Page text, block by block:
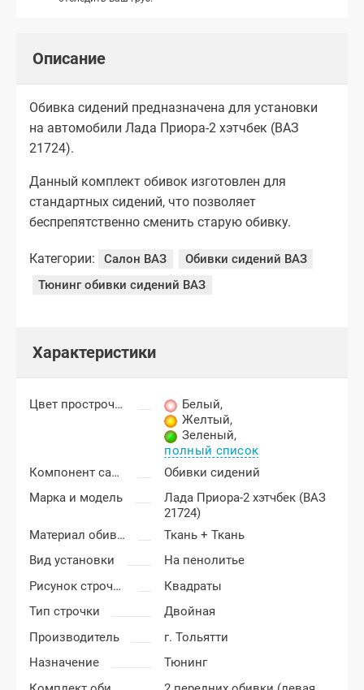
Описание
Обивка сидений предназначена для установки
на автомобили Лада Приора-2 хэтчбек (ВАЗ
21724).
Данный комплект обивок изготовлен для
стандартных сидений, что позволяет
беспрепятственно сменить старую обивку.
Категории: Салон ВАЗ
Обивки сидений ВАЗ
Тюнинг обивки сидений ВАЗ
Характеристики
Цвет прострочки Белый,
Желтый,
Зеленый,
полный список
Компонент салона
Обивки сидений
Марка и модель
Лада Приора-2 хэтчбек (ВАЗ
21724)
Материал обивки
Ткань + Ткань
Вид установки
На пенолитье
Рисунок строчки
Квадраты
Тип строчки
Двойная
Производитель
г. Тольятти
Назначение
Тюнинг